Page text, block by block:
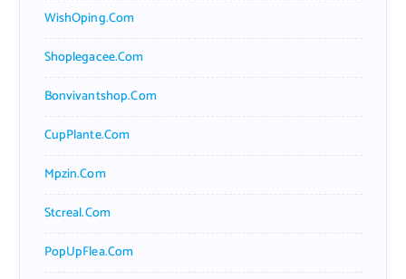
WishOping.com
Shoplegacee.com
Bonvivantshop.com
CupPlante.com
Mpzin.com
Stcreal.com
PopUpFlea.com